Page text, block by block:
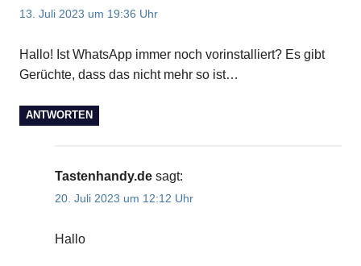
13. Juli 2023 um 19:36 Uhr
Hallo! Ist WhatsApp immer noch vorinstalliert? Es gibt
Gerüchte, dass das nicht mehr so ist…
ANTWORTEN
Tastenhandy.de sagt:
20. Juli 2023 um 12:12 Uhr
Hallo